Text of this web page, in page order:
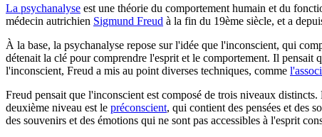
La psychanalyse est une théorie du comportement humain et du
médecin autrichien Sigmund Freud à la fin du 19ème siècle, et a
À la base, la psychanalyse repose sur l'idée que l'inconscient, qui
détenait la clé pour comprendre l'esprit et le comportement. Il pensait
l'inconscient, Freud a mis au point diverses techniques, comme
Freud pensait que l'inconscient est composé de trois niveaux
deuxième niveau est le préconscient, qui contient des pensées et des
des souvenirs et des émotions qui ne sont pas accessibles à l'esprit